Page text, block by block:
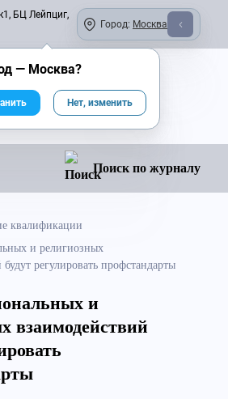
БЦ Лейпциг,
Город: Москва
Поиск по журналу
квалификации
и религиозных
регулировать профстандарты
и
взаимодействий
— Москва?
Нет, изменить